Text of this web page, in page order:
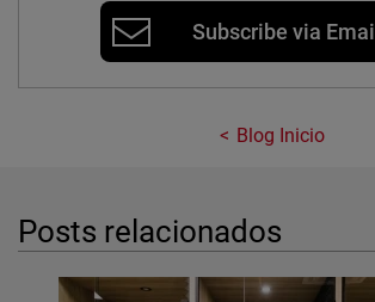
Subscribe via Email
Blog Inicio
Posts relacionados